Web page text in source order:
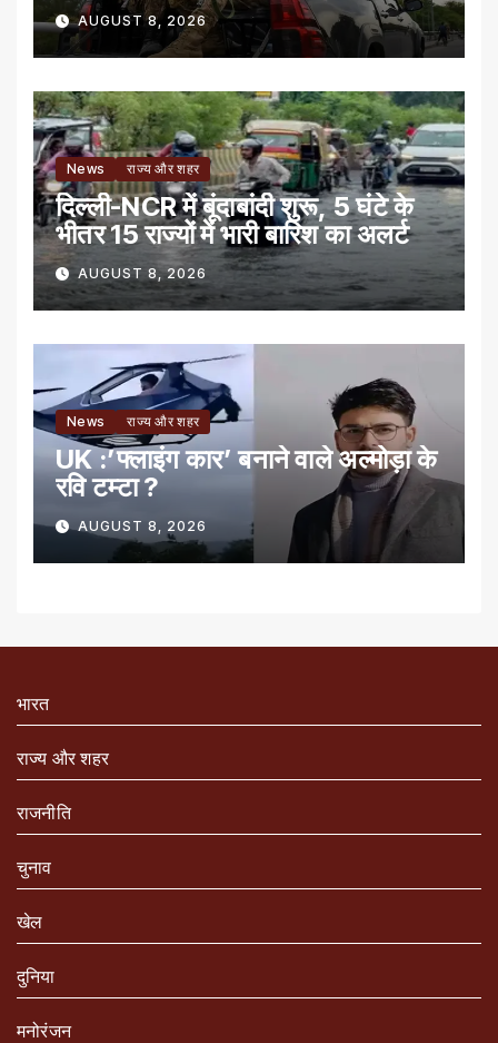
AUGUST 8, 2026
News राज्य और शहर
दिल्ली-NCR में बूंदाबांदी शुरू, 5 घंटे के
भीतर 15 राज्यों में भारी बारिश का अलर्ट
AUGUST 8, 2026
News राज्य और शहर
UK :’फ्लाइंग कार’ बनाने वाले अल्मोड़ा के
रवि टम्टा ?
AUGUST 8, 2026
भारत
राज्य और शहर
राजनीति
चुनाव
खेल
दुनिया
मनोरंजन